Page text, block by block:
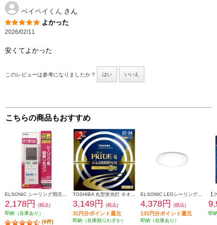
ペイペイくん さん
よかった
2026/02/11
安くてよかった
このレビューは参考になりましたか？ はい いいえ
こちらの商品もおすすめ
2,178円
(税込)
即納（在庫あり）
(6件)
3,149円 (税込)
31円分ポイント還元
即納（在庫残りわずか）
4,378円 (税込)
131円分ポイント還元
即納（在庫あり）
即